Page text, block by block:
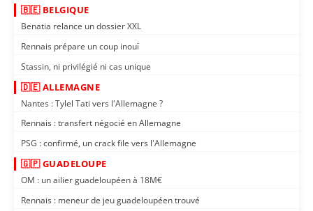
🇧🇪 BELGIQUE
Benatia relance un dossier XXL
Rennais prépare un coup inouï
Stassin, ni privilégié ni cas unique
🇩🇪 ALLEMAGNE
Nantes : Tylel Tati vers l'Allemagne ?
Rennais : transfert négocié en Allemagne
PSG : confirmé, un crack file vers l'Allemagne
🇬🇵 GUADELOUPE
OM : un ailier guadeloupéen à 18M€
Rennais : meneur de jeu guadeloupéen trouvé